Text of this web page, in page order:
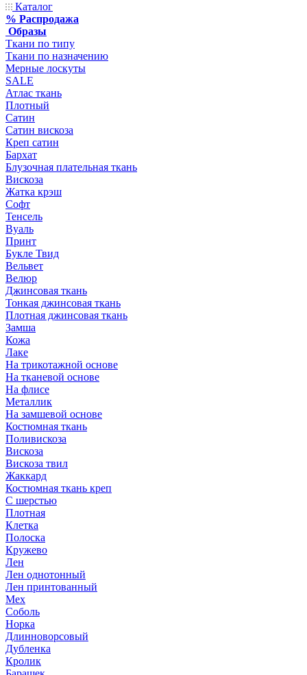
Каталог
% Распродажа
Образы
Ткани по типу
Ткани по назначению
Мерные лоскуты
SALE
Атлас ткань
Плотный
Сатин
Сатин вискоза
Креп сатин
Бархат
Блузочная плательная ткань
Вискоза
Жатка крэш
Софт
Тенсель
Вуаль
Принт
Букле Твид
Вельвет
Велюр
Джинсовая ткань
Тонкая джинсовая ткань
Плотная джинсовая ткань
Замша
Кожа
Лаке
На трикотажной основе
На тканевой основе
На флисе
Металлик
На замшевой основе
Костюмная ткань
Поливискоза
Вискоза
Вискоза твил
Жаккард
Костюмная ткань креп
С шерстью
Плотная
Клетка
Полоска
Кружево
Лен
Лен однотонный
Лен принтованный
Мех
Соболь
Норка
Длинноворсовый
Дубленка
Кролик